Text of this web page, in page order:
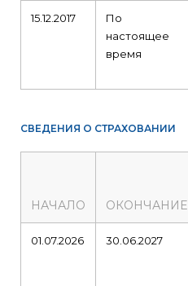
15.12.2017
По
настоящее
время
СВЕДЕНИЯ О СТРАХОВАНИИ
НАЧАЛО ОКОНЧАНИЕ
01.07.2026 30.06.2027